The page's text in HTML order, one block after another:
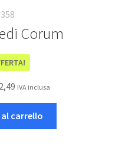
Corum
Il
attuale
è:
IVA inclusa
carrello